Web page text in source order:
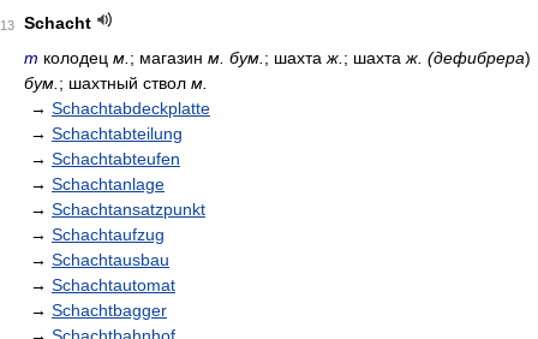
13
Schacht
m колодец м. ; магазин м. бум. ; шахта ж. ; шахта ж. (дефибрера)
бум. ; шахтный ствол м.
→ Schachtabdeckplatte
→ Schachtabteilung
→ Schachtabteufen
→ Schachtanlage
→ Schachtansatzpunkt
→ Schachtaufzug
→ Schachtausbau
→ Schachtautomat
→ Schachtbagger